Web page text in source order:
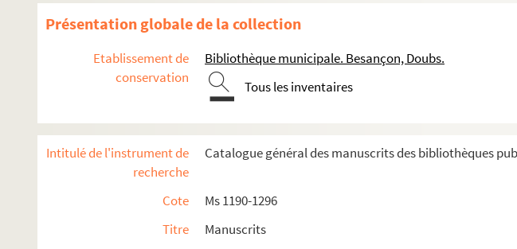
Présentation globale de la collection
Etablissement de
conservation
Bibliothèque municipale. Besançon, Doubs.
Tous les inventaires
Intitulé de l'instrument de
recherche
Catalogue général des manuscrits des bibliothèques
Cote
Ms 1190-1296
Titre
Manuscrits
Fol. 366 vo. « Lettres de noblesse pour le sieur Bret, ancien recteur et professeur en droit
Fol. 381. « Lettres d'union de terres et d'érection en marquisat, sous le nom de Lezay, en
Fol. 386. « Confirmation de noblesse en faveur du sieur Parregaud de Roussel »
Fol. 396 vo. « Lettres de chevalier pour M. Bocquet de Courbouson »
Fol. 398 vo. « Lettres qui confirment le titre de marquis accordé par le roy de Sardaigne à
Fol. 409. « Permission de tenir en fief au sieur Damondans, procureur au baillage et siège